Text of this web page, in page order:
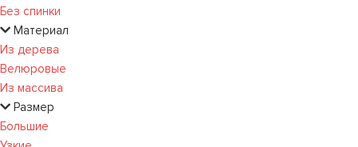
Без спинки
Материал
Из дерева
Велюровые
Из массива
Размер
Большие